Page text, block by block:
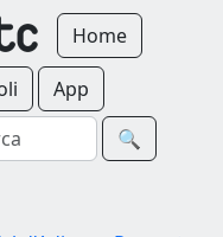
Home
App
🔍︎